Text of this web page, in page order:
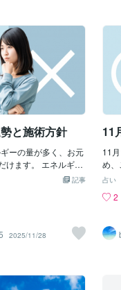
ラスと言われ自己
がその時だけは崖っ
覚だったような。毎
んどくて1日をどう過
で気が滅入る。家に
て短時間の睡眠だけ
そんな日々が続いて
ム開発の失敗にあ
任者として、プロジ
は強みをフル活用す
イナミクスの自己分
が内向、右が外向と
のタイプによって価
す。そのため、味わ
にあたり、必要なも
るんですよね。タイ
補完して人生を味わ
ままに生きても何か
生きても自分が心か
の違和感を感じるか
り人生を味わい尽く
は理性、外向は衝
分が内向、外向どち
より充実した人生に
こ
辞
調
『
大
内
っ
と
が、
て
規模
ロー
よ
まえ
連
あ
と施術方針
ーの量が多く、お元
けます。 エネルギー
なり、冷静なご行動
ィアで道を開くこ
され、着実に目標を
頑張ってください。
記事
2025/11/28
11
11
め、
ネ
を高
的
くだ
占い
2